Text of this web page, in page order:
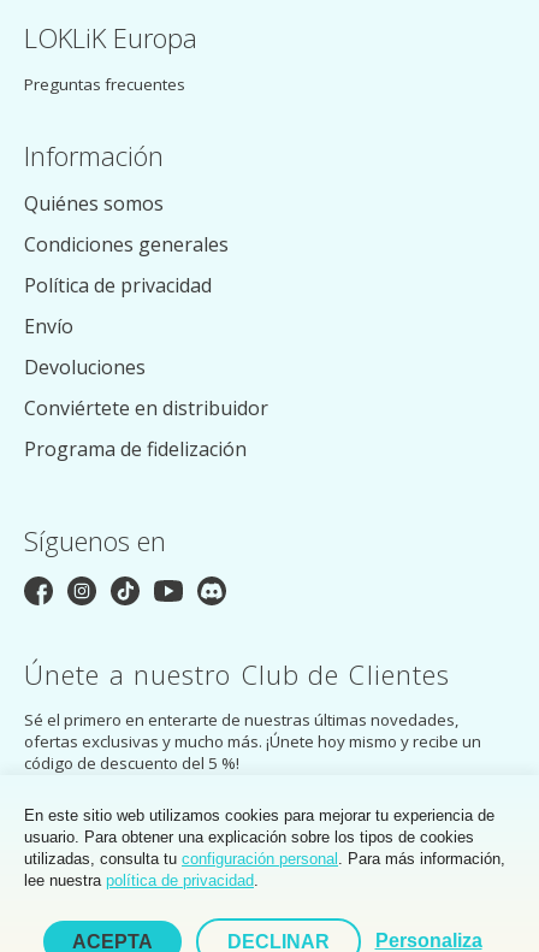
LOKLiK Europa
Preguntas frecuentes
Información
Quiénes somos
Condiciones generales
Política de privacidad
Envío
Devoluciones
Conviértete en distribuidor
Programa de fidelización
Síguenos en
Únete a nuestro Club de Clientes
Sé el primero en enterarte de nuestras últimas novedades,
ofertas exclusivas y mucho más. ¡Únete hoy mismo y recibe un
código de descuento del 5 %!
SUSCRÍBASE A
Al suscribirte, aceptas lapolíticadeprivacidaddel Club de Clientes de
MakerMondo.
En este sitio web utilizamos cookies para mejorar tu experiencia de
usuario. Para obtener una explicación sobre los tipos de cookies
utilizadas, consulta tu configuración personal . Para más información,
lee nuestra política de privacidad.
ACEPTA DECLINAR Personaliza